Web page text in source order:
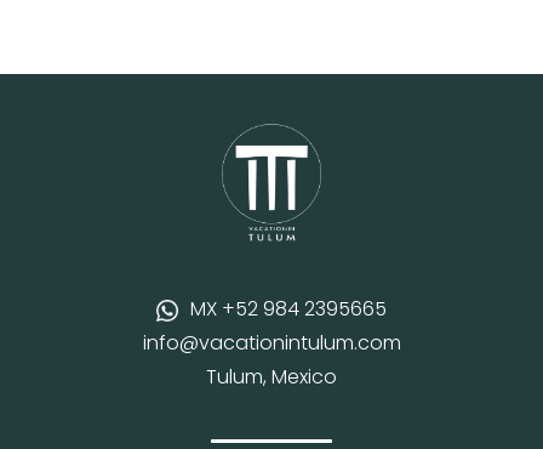
MX +52 984 2395665
info@vacationintulum.com
Tulum, Mexico